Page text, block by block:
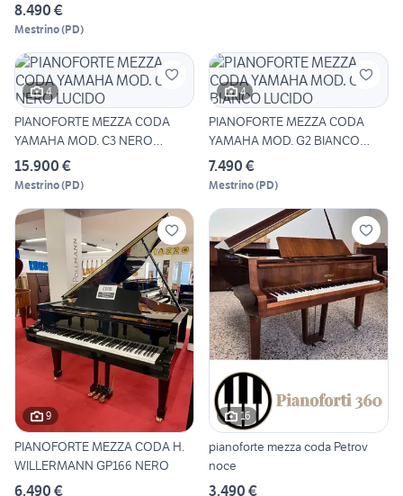
8.490 €
Mestrino(PD)
4
PIANOFORTE MEZZA CODA
YAMAHA MOD. C3 NERO
LUCIDO
15.900 €
Mestrino(PD)
4
PIANOFORTE MEZZA CODA
YAMAHA MOD. G2 BIANCO
LUCIDO
7.490 €
Mestrino(PD)
9
PIANOFORTE MEZZA CODA H.
WILLERMANN GP166 NERO
6.490 €
16
pianoforte mezza coda Petrov
noce
3.490 €